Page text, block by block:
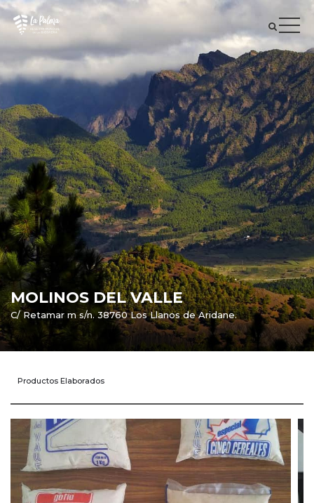
MOLINOS DEL VALLE
C/ Retamar m s/n. 38760 Los Llanos de Aridane.
Productos Elaborados